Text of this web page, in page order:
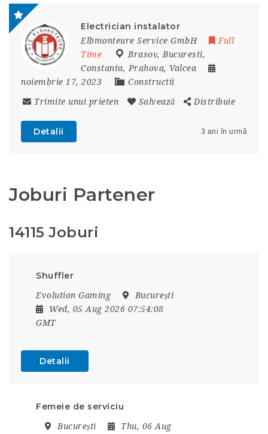
Electrician instalator
Elbmonteure Service GmbH
Full
Time
Brasov, Bucuresti,
Constanta, Prahova, Valcea
noiembrie 17, 2023
Constructii
Trimite unui prieten Salvează Distribuie
Detalii 3 ani în urmă
Joburi Partener
14115 Joburi
Shuffler
Evolution Gaming
București
Wed, 05 Aug 2026 07:54:08
GMT
Detalii
Femeie de serviciu
București
Thu, 06 Aug